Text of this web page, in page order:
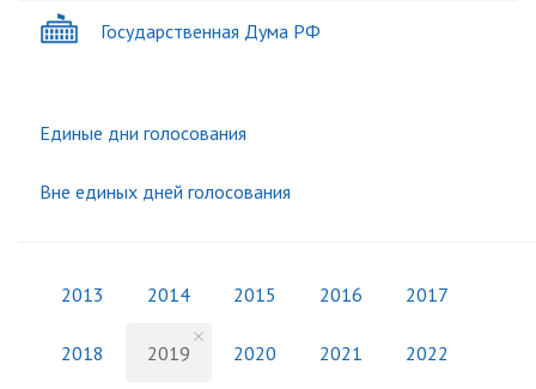
Государственная Дума РФ
Единые дни голосования
Вне единых дней голосования
2013 2014 2015 2016 2017
2018 2019 2020 2021 2022